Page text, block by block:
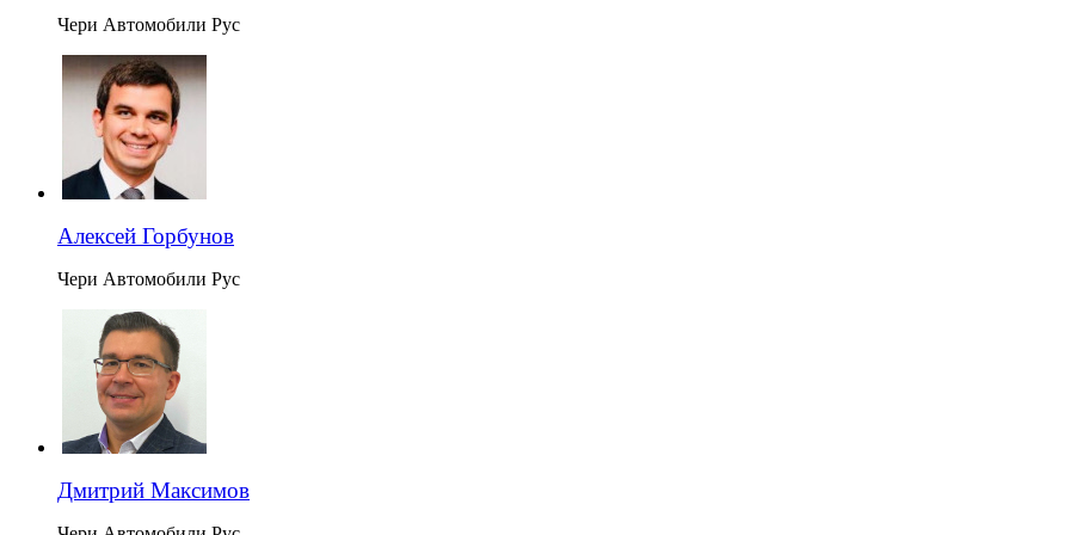
Чери Автомобили Рус
Алексей Горбунов
Чери Автомобили Рус
Дмитрий Максимов